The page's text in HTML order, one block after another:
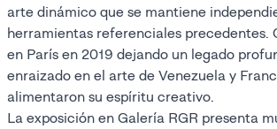
arte dinámico que se mantiene
herramientas referenciales precedentes.
en París en 2019 dejando un legado
enraizado en el arte de Venezuela y
alimentaron su espíritu creativo.
La exposición en Galería RGR presenta